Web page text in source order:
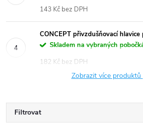
143 Kč bez DPH
CONCEPT přivzdušňovací
Skladem na vybraných
182 Kč bez DPH
Zobrazit více produktů
Filtrovat